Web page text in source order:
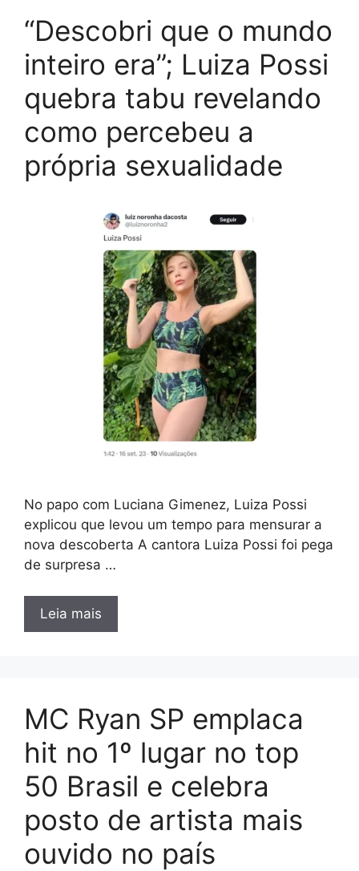
“Descobri que o mundo
inteiro era”; Luiza Possi
quebra tabu revelando
como percebeu a
própria sexualidade
No papo com Luciana Gimenez, Luiza Possi
explicou que levou um tempo para mensurar a
nova descoberta A cantora Luiza Possi foi pega
de surpresa …
Leia mais
MC Ryan SP emplaca
hit no 1º lugar no top
50 Brasil e celebra
posto de artista mais
ouvido no país